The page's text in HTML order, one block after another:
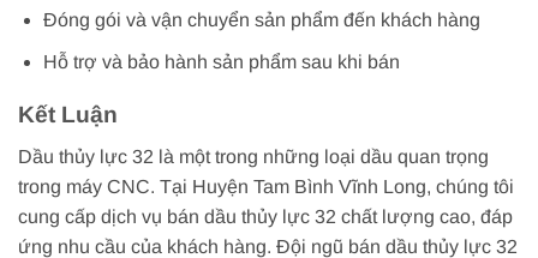
Đóng gói và vận chuyển sản phẩm đến khách hàng
Hỗ trợ và bảo hành sản phẩm sau khi bán
Kết Luận
Dầu thủy lực 32 là một trong những loại dầu quan trọng
trong máy CNC. Tại Huyện Tam Bình Vĩnh Long, chúng tôi
cung cấp dịch vụ bán dầu thủy lực 32 chất lượng cao, đáp
ứng nhu cầu của khách hàng. Đội ngũ bán dầu thủy lực 32